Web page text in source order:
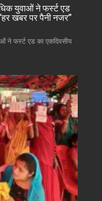
युवाओं ने फर्स्ट एड
खबर पर पैनी नजर”
ने फर्स्ट एड का एकदिवसीय